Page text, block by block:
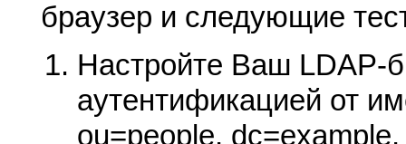
браузер и следующие
Настройте Ваш LDAP-
аутентификацией от
ou=people,